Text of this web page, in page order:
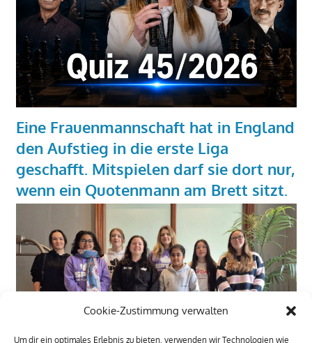
Cookie-Zustimmung verwalten
Um dir ein optimales Erlebnis zu bieten, verwenden wir Technologien wie
Eine Frauenmannschaft hat in England
den Aufstieg in die erste Liga
geschafft. Mitspielen darf sie dort nur,
wenn ein Quotenmann am Brett sitzt.